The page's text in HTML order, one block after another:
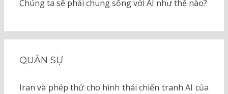
Chúng ta sẽ phải chung sống với AI như thế nào?
QUÂN SỰ
Iran và phép thử cho hình thái chiến tranh AI của